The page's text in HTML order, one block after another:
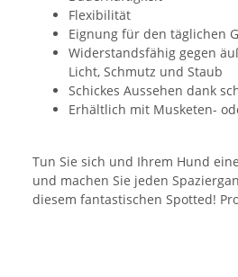
Flexibilität
Eignung für den täglichen
Widerstandsfähig gegen
Licht, Schmutz und Staub
Schickes Aussehen dank
Erhältlich mit Musketen-
Tun Sie sich und Ihrem Hund
und machen Sie jeden
diesem fantastischen Spotted!